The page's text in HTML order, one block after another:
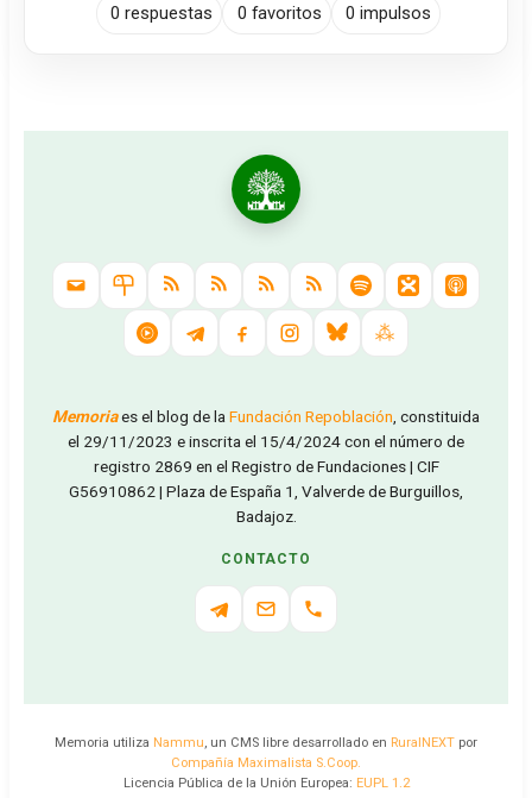
0 respuestas 0 favoritos 0 impulsos
Memoriaes el blog de la Fundación Repoblación , constituida
el 29/11/2023 e inscrita el 15/4/2024 con el número de
registro 2869 en el Registro de Fundaciones | CIF
G56910862 | Plaza de España 1, Valverde de Burguillos,
Badajoz.
CONTACTO
Memoria utiliza Nammu, un CMS libre desarrollado en RuralNEXT por
Compañía Maximalista S.Coop.
Licencia Pública de la Unión Europea: EUPL 1.2